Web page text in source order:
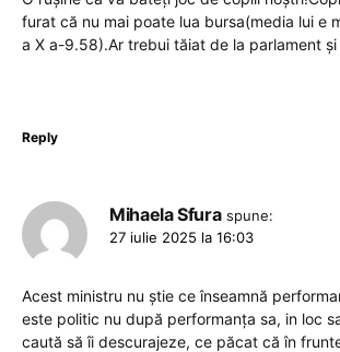
furat că nu mai poate lua bursa(media lui e
a X a-9.58).Ar trebui tăiat de la parlament
Reply
Mihaela Sfura spune:
27 iulie 2025 la 16:03
Acest ministru nu știe ce înseamnă
este politic nu după performanța sa, in loc
caută să îi descurajeze, ce păcat că în